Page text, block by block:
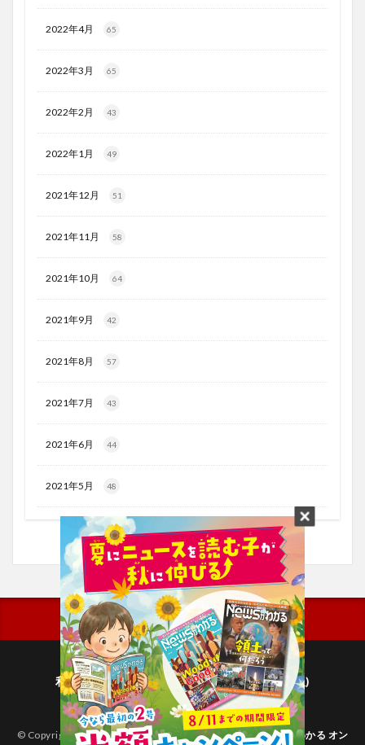
2022年4月 65
2022年3月 65
2022年2月 43
2022年1月 49
2021年12月 51
2021年11月 58
2021年10月 64
2021年9月 42
2021年8月 57
2021年7月 43
2021年6月 44
2021年5月 48
利用規約
プライバシーポリシー(毎日新聞出版)
個人情報について(毎日新聞社)
© Copyright 2026子どものためのニュース雑誌「ニュースがわかる オン